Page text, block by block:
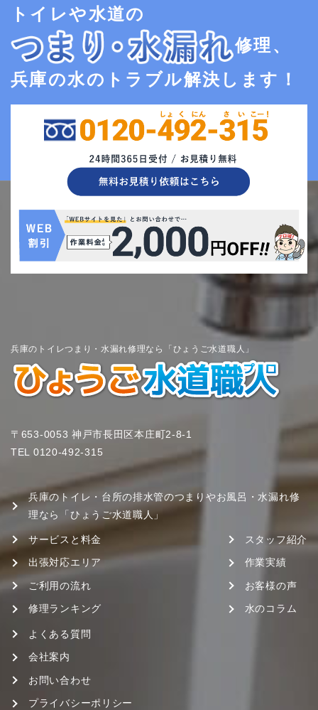
トイレや水道の
修理、
兵庫の水のトラブル解決します！
兵庫のトイレつまり・水漏れ修理なら「ひょうご水道職人」
〒653-0053 神戸市長田区本庄町2-8-1
TEL 0120-492-315
兵庫のトイレ・台所の排水管のつまりやお風呂・水漏れ修
理なら「ひょうご水道職人」
サービスと料金
出張対応エリア
ご利用の流れ
修理ランキング
スタッフ紹介
作業実績
お客様の声
水のコラム
よくある質問
会社案内
お問い合わせ
プライバシーポリシー